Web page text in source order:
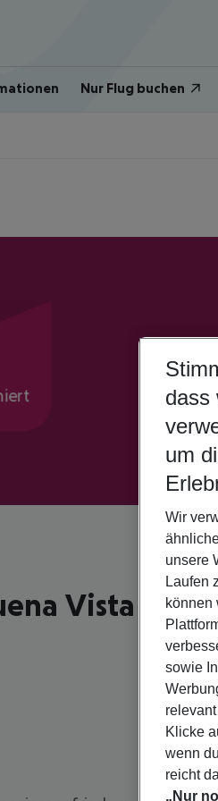
Nur Flug buchen
Vista
dass
um
Wir
unsere
Laufen
können
sowie
Klicke
wenn
reicht
„Nur